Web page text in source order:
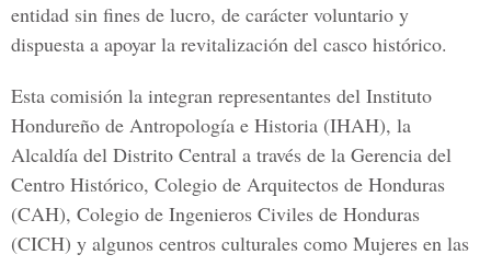
entidad sin fines de lucro, de carácter voluntario y
dispuesta a apoyar la revitalización del casco histórico.
Esta comisión la integran representantes del Instituto
Hondureño de Antropología e Historia (IHAH), la
Alcaldía del Distrito Central a través de la Gerencia del
Centro Histórico, Colegio de Arquitectos de Honduras
(CAH), Colegio de Ingenieros Civiles de Honduras
(CICH) y algunos centros culturales como Mujeres en las